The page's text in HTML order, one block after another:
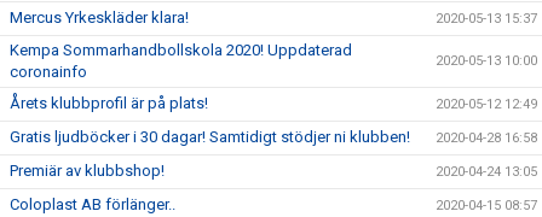
Mercus Yrkeskläder klara! 2020-05-13 15:37
Kempa Sommarhandbollskola 2020! Uppdaterad
coronainfo
2020-05-13 10:00
Årets klubbprofil är på plats! 2020-05-12 12:49
Gratis ljudböcker i 30 dagar! Samtidigt stödjer ni klubben! 2020-04-28 16:58
Premiär av klubbshop! 2020-04-24 13:05
Coloplast AB förlänger.. 2020-04-15 08:57